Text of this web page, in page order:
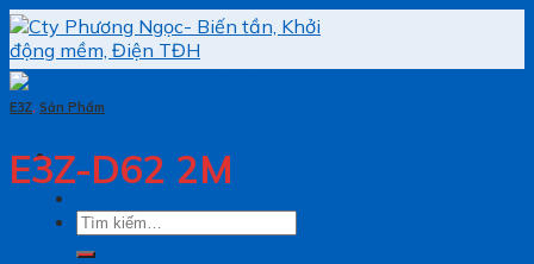
Skip
to
content
Tìm
E3Z, Sản Phẩm
E3Z-D62 2M